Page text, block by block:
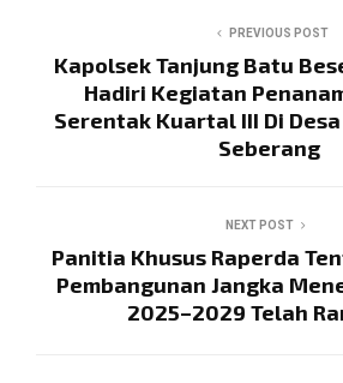
PREVIOUS POST
Kapolsek Tanjung Batu
Hadiri Kegiatan
Serentak Kuartal III Di
Seberang
NEXT POST
Panitia Khusus Raperda
Pembangunan Jangka
2025–2029 Telah